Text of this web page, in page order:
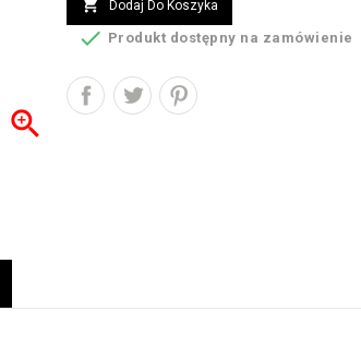

Dodaj Do Koszyka
 Produkt dostępny na zamówienie